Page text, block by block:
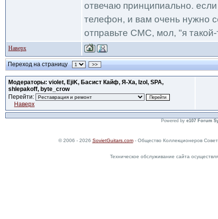
отвечаю принципиально.
телефон, и вам очень нужно
отправьте СМС, мол, "я такой-
Наверх
Переход на страницу >>
Модераторы: violet, EjiK, Басист Кайф, Я-Ха, Izol, SPA,
shlepakoff, byte_crow
Перейти:
Наверх
Powered by e107 Forum
© 2006 - 2026 SovietGuitars.com- Общество Коллекционеров
Техническое обслуживание сайта